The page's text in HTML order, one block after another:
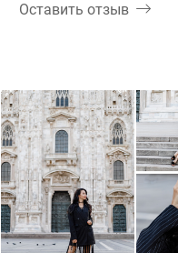
Оставить отзыв